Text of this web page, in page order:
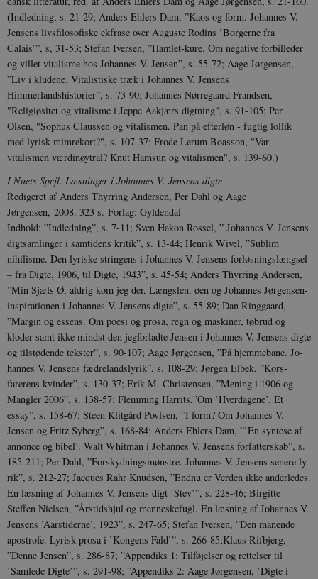
(Indledning, s. 21-29; Anders Ehlers Dam, ”Kaos og form. Johannes V.
Jensens livsfilosofiske ekfrase over Auguste Rodins ’Borgerne fra
Calais’”, s, 31-53; Stefan Iversen, ”Hamlet-kure. Om negative forbilleder
og villet vitalisme hos Johannes V. Jensen”, s. 55-72; Aage Jørgensen,
”Liv i kludene. Vitalistiske træk i Johannes V. Jensens
Himmerlandshistorier”, s. 73-90; Johannes Nørregaard Frandsen,
"Religiøsitet og vitalisme i Jeppe Aakjærs digtning", s. 91-105; Per
Olsen, "Sophus Claussen og vitalismen. Pan på efterløn - fugtig lollik
med lyrisk mimrekort?", s. 107-37; Frode Lerum Boasson, "Var
vitalismen værdinøytral? Knut Hamsun og vitalismen", s. 139-60.)
I Nuets Spejl. Læsninger i Jo­han­­nes V. Jensens digte
Redigeret af Anders Thyrring Andersen, Per Dahl og Aage
Jørgensen, 2008. 323 s. Forlag: Gyldendal
Indhold: ”Indledning”, s. 7-11; Sven Hakon Rossel, ” Johannes V. Jen­sens
digt­samlinger i samtidens kritik”, s. 13-44; Henrik Wivel, ”Sublim
nihilisme. Den lyriske strin­gens i Jo­hannes V. Jensens forløsningslængsel
– fra Digte, 1906, til Digte, 1943”, s. 45-54; An­ders Thyrring Andersen,
”Min Sjæls Ø, aldrig kom jeg der. Længslen, øen og Johannes Jørgen­sen-
inspi­ra­tionen i Johannes V. Jensens digte”, s. 55-89; Dan Ringgaard,
”Margin og essens. Om poesi og pro­sa, regn og maskiner, tøbrud og
kloder samt ikke mindst den jegforladte Jensen i Jo­hannes V. Jen­sens digte
og tilstødende tekster”, s. 90-107; Aage Jør­gensen, ”På hjemmebane. Jo­
hannes V. Jensens fæd­relands­lyrik”, s. 108-29; Jørgen Elbek, ”Kors­
farerens kvinder”, s. 130-37; Erik M. Christensen, ”Mening i 1906 og
Mangler 2006”, s. 138-57; Flemming Harrits,”Om ’Hver­dagene’. Et
essay”, s. 158-67; Steen Klit­gård Povlsen, ”I form? Om Johannes V.
Jensen og Fritz Syberg”, s. 168-84; Anders Ehlers Dam, ”’En syn­tese af
annonce og bibel’. Walt Whitman i Jo­hannes V. Jen­sens forfatterskab”, s.
185-211; Per Dahl, ”Forskydningsmønstre. Johannes V. Jen­sens senere ly­
rik”, s. 212-27; Jacques Rahr Knudsen, ”End­nu er Verden ikke anderledes.
En læs­ning af Johan­nes V. Jensens digt ’Stev’”, s. 228-46; Birgitte
Steffen Nielsen, ”Årstidshjul og men­neskefugl. En læs­ning af Johannes V.
Jensens ’Aarstiderne’, 1923”, s. 247-65; Stefan Iversen, ”Den manende
apo­strofe. Lyrisk prosa i ’Kongens Fald’”, s. 266-85;Klaus Rifbjerg,
”Denne Jensen”, s. 286-87; ”Ap­pendiks 1: Tilføjelser og rettelser til
’Samlede Digte’”, s. 291-98; ”Appendiks 2: Aage Jørgensen, ’Digte i
work
properly.
Navn / Domæne Udløb
nmstat
Siteimprove A/S
.johannesvjensen.dk
1 år 1
måned
Denne
Google LLC
.johannesvjensen.dk
måned
update
more
analytics
cookie is
users by
number
in each
calculate
session
data for
analytics
_gat_au_t0
Google LLC
.johannesvjensen.dk
53
sekunder
This
Google
used to
request
via
_gali
Google LLC
.johannesvjensen.dk
24
sekunder
This
google
used to
_ga_9C2VKP05B8
.johannesvjensen.dk
1 år 1
This